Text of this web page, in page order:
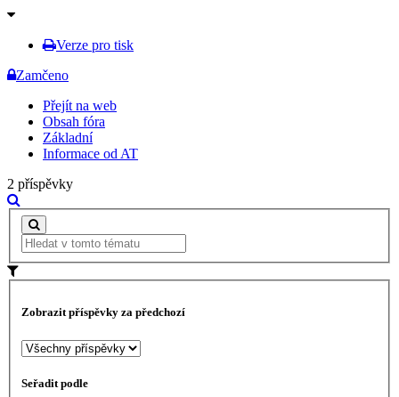
Verze pro tisk
Zamčeno
Přejít na web
Obsah fóra
Základní
Informace od AT
2 příspěvky
Zobrazit příspěvky za předchozí
Seřadit podle